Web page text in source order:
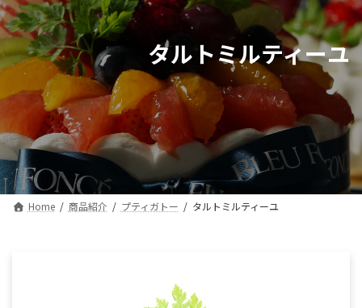
タルトミルティーユ
Home 商品紹介 プティガトー タルトミルティーユ